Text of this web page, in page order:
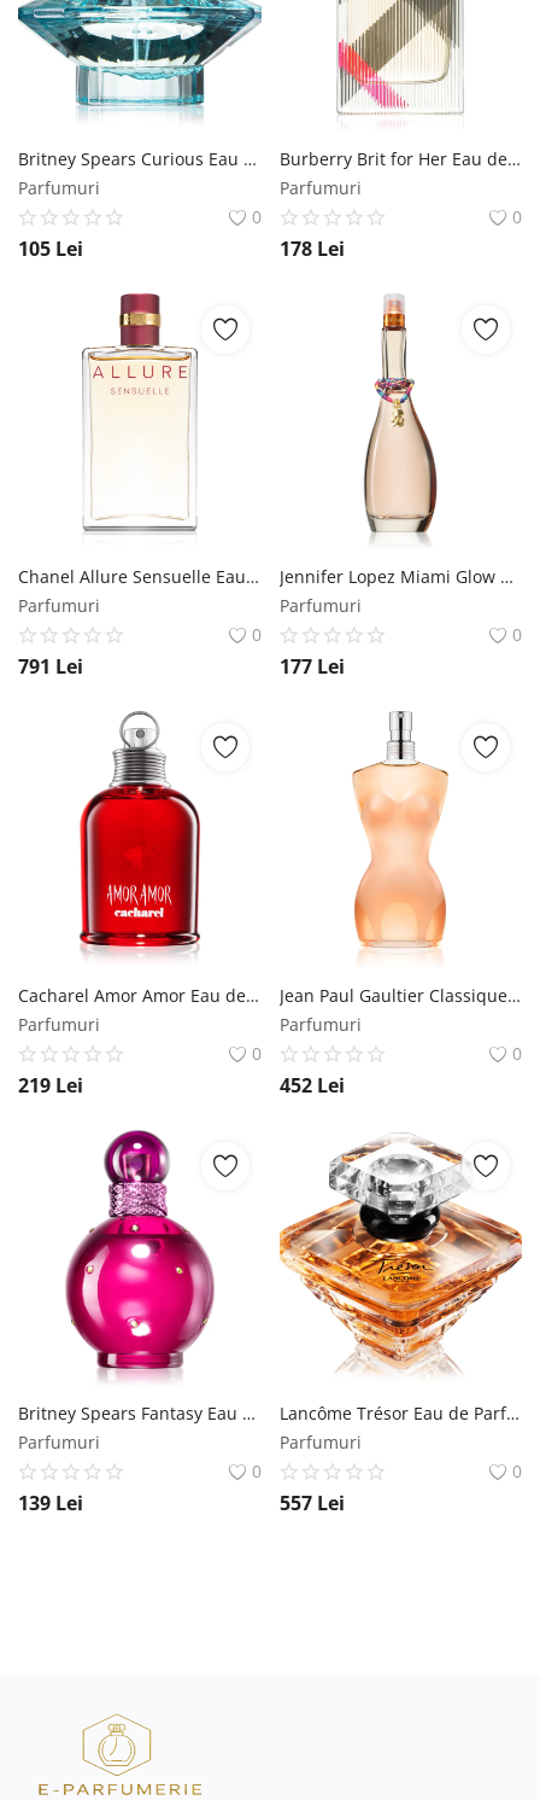
Britney Spears Curious Eau de Parfum pentru femei 100 ml Britney Spears
Parfumuri
0
105 Lei
Burberry Brit for Her Eau de Parfum pentru femei 50 ml Burberry
Parfumuri
0
178 Lei
Chanel Allure Sensuelle Eau de Parfum pentru femei 50 ml Chanel
Parfumuri
0
791 Lei
Jennifer Lopez Miami Glow by Jlo Eau de Toilette pentru femei 100 ml Jennifer Lopez
Parfumuri
0
177 Lei
Cacharel Amor Amor Eau de Toilette pentru femei 50 ml Cacharel
Parfumuri
0
219 Lei
Jean Paul Gaultier Classique Eau de Toilette pentru femei 50 ml Jean Paul Gaultier
Parfumuri
0
452 Lei
Britney Spears Fantasy Eau de Parfum pentru femei 50 ml Britney Spears
Parfumuri
0
139 Lei
Lancôme Trésor Eau de Parfum pentru femei 100 ml Lancôme
Parfumuri
0
557 Lei